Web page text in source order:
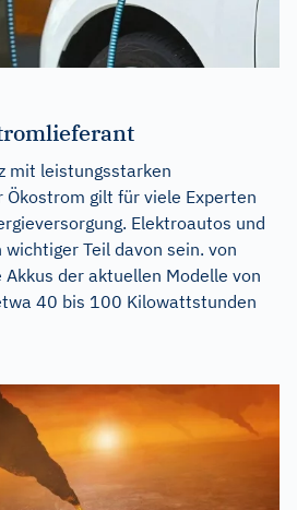
mit leistungsstarken
gilt für viele Experten
Elektroautos und
Teil davon sein. von
Akkus der aktuellen Modelle von
40 bis 100 Kilowattstunden